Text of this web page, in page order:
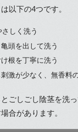
以下の4つです。
しく洗う
頭を出して洗う
根を丁寧に洗う
激が少なく、無香料
ごしごし陰茎を洗
合があります。